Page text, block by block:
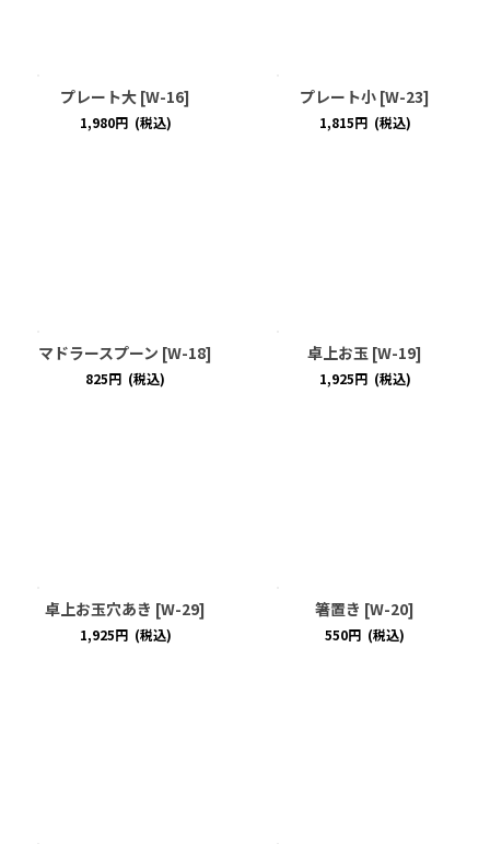
プレート大 [W-16]
1,980円 (税込)
プレート小 [W-23]
1,815円 (税込)
マドラースプーン [W-18]
825円 (税込)
卓上お玉 [W-19]
1,925円 (税込)
卓上お玉穴あき [W-29]
1,925円 (税込)
箸置き [W-20]
550円 (税込)